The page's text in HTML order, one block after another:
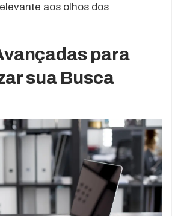
aos olhos dos
para
sua Busca